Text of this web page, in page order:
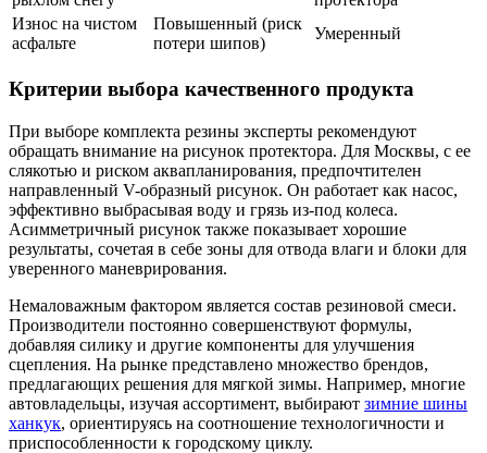
Износ на чистом
асфальте
Повышенный (риск
потери шипов)
Умеренный
Критерии выбора качественного продукта
При выборе комплекта резины эксперты рекомендуют
обращать внимание на рисунок протектора. Для Москвы, с ее
слякотью и риском аквапланирования, предпочтителен
направленный V-образный рисунок. Он работает как насос,
эффективно выбрасывая воду и грязь из-под колеса.
Асимметричный рисунок также показывает хорошие
результаты, сочетая в себе зоны для отвода влаги и блоки для
уверенного маневрирования.
Немаловажным фактором является состав резиновой смеси.
Производители постоянно совершенствуют формулы,
добавляя силику и другие компоненты для улучшения
сцепления. На рынке представлено множество брендов,
предлагающих решения для мягкой зимы. Например, многие
автовладельцы, изучая ассортимент, выбирают зимние шины
ханкук, ориентируясь на соотношение технологичности и
приспособленности к городскому циклу.